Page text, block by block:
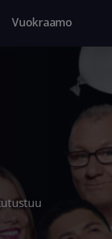
Vuokraamo